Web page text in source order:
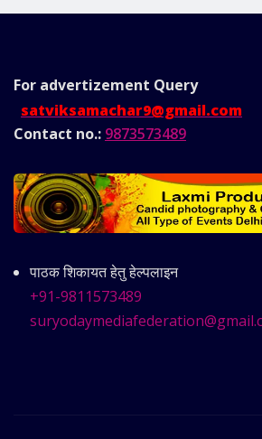
For advertizement Query
satviksamachar9@gmail.com
Contact no.: 9873573489
पाठक शिकायत हेतु हेल्पलाइन
+91-9811573489